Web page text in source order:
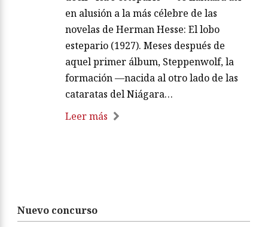
en alusión a la más célebre de las
novelas de Herman Hesse: El lobo
estepario (1927). Meses después de
aquel primer álbum, Steppenwolf, la
formación —nacida al otro lado de las
cataratas del Niágara…
Leer más
Nuevo concurso